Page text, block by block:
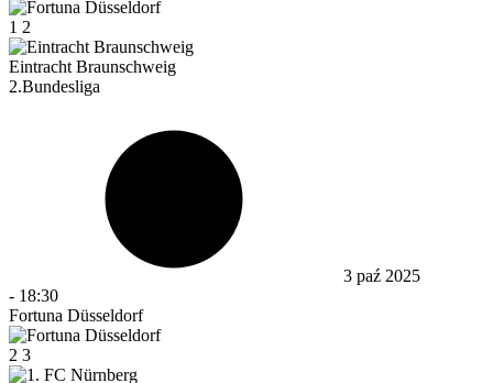
1 2
Eintracht Braunschweig
2.Bundesliga
3 paź 2025
- 18:30
Fortuna Düsseldorf
2 3